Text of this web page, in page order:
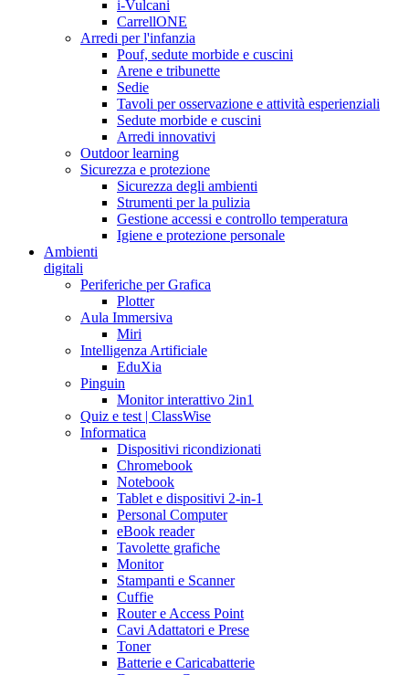
i-Vulcani
CarrellONE
Arredi per l'infanzia
Pouf, sedute morbide e cuscini
Arene e tribunette
Sedie
Tavoli per osservazione e attività esperienziali
Sedute morbide e cuscini
Arredi innovativi
Outdoor learning
Sicurezza e protezione
Sicurezza degli ambienti
Strumenti per la pulizia
Gestione accessi e controllo temperatura
Igiene e protezione personale
Ambienti
digitali
Periferiche per Grafica
Plotter
Aula Immersiva
Miri
Intelligenza Artificiale
EduXia
Pinguin
Monitor interattivo 2in1
Quiz e test | ClassWise
Informatica
Dispositivi ricondizionati
Chromebook
Notebook
Tablet e dispositivi 2-in-1
Personal Computer
eBook reader
Tavolette grafiche
Monitor
Stampanti e Scanner
Cuffie
Router e Access Point
Cavi Adattatori e Prese
Toner
Batterie e Caricabatterie